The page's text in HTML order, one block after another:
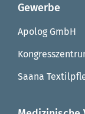
Gewerbe
Apolog GmbH
Saana